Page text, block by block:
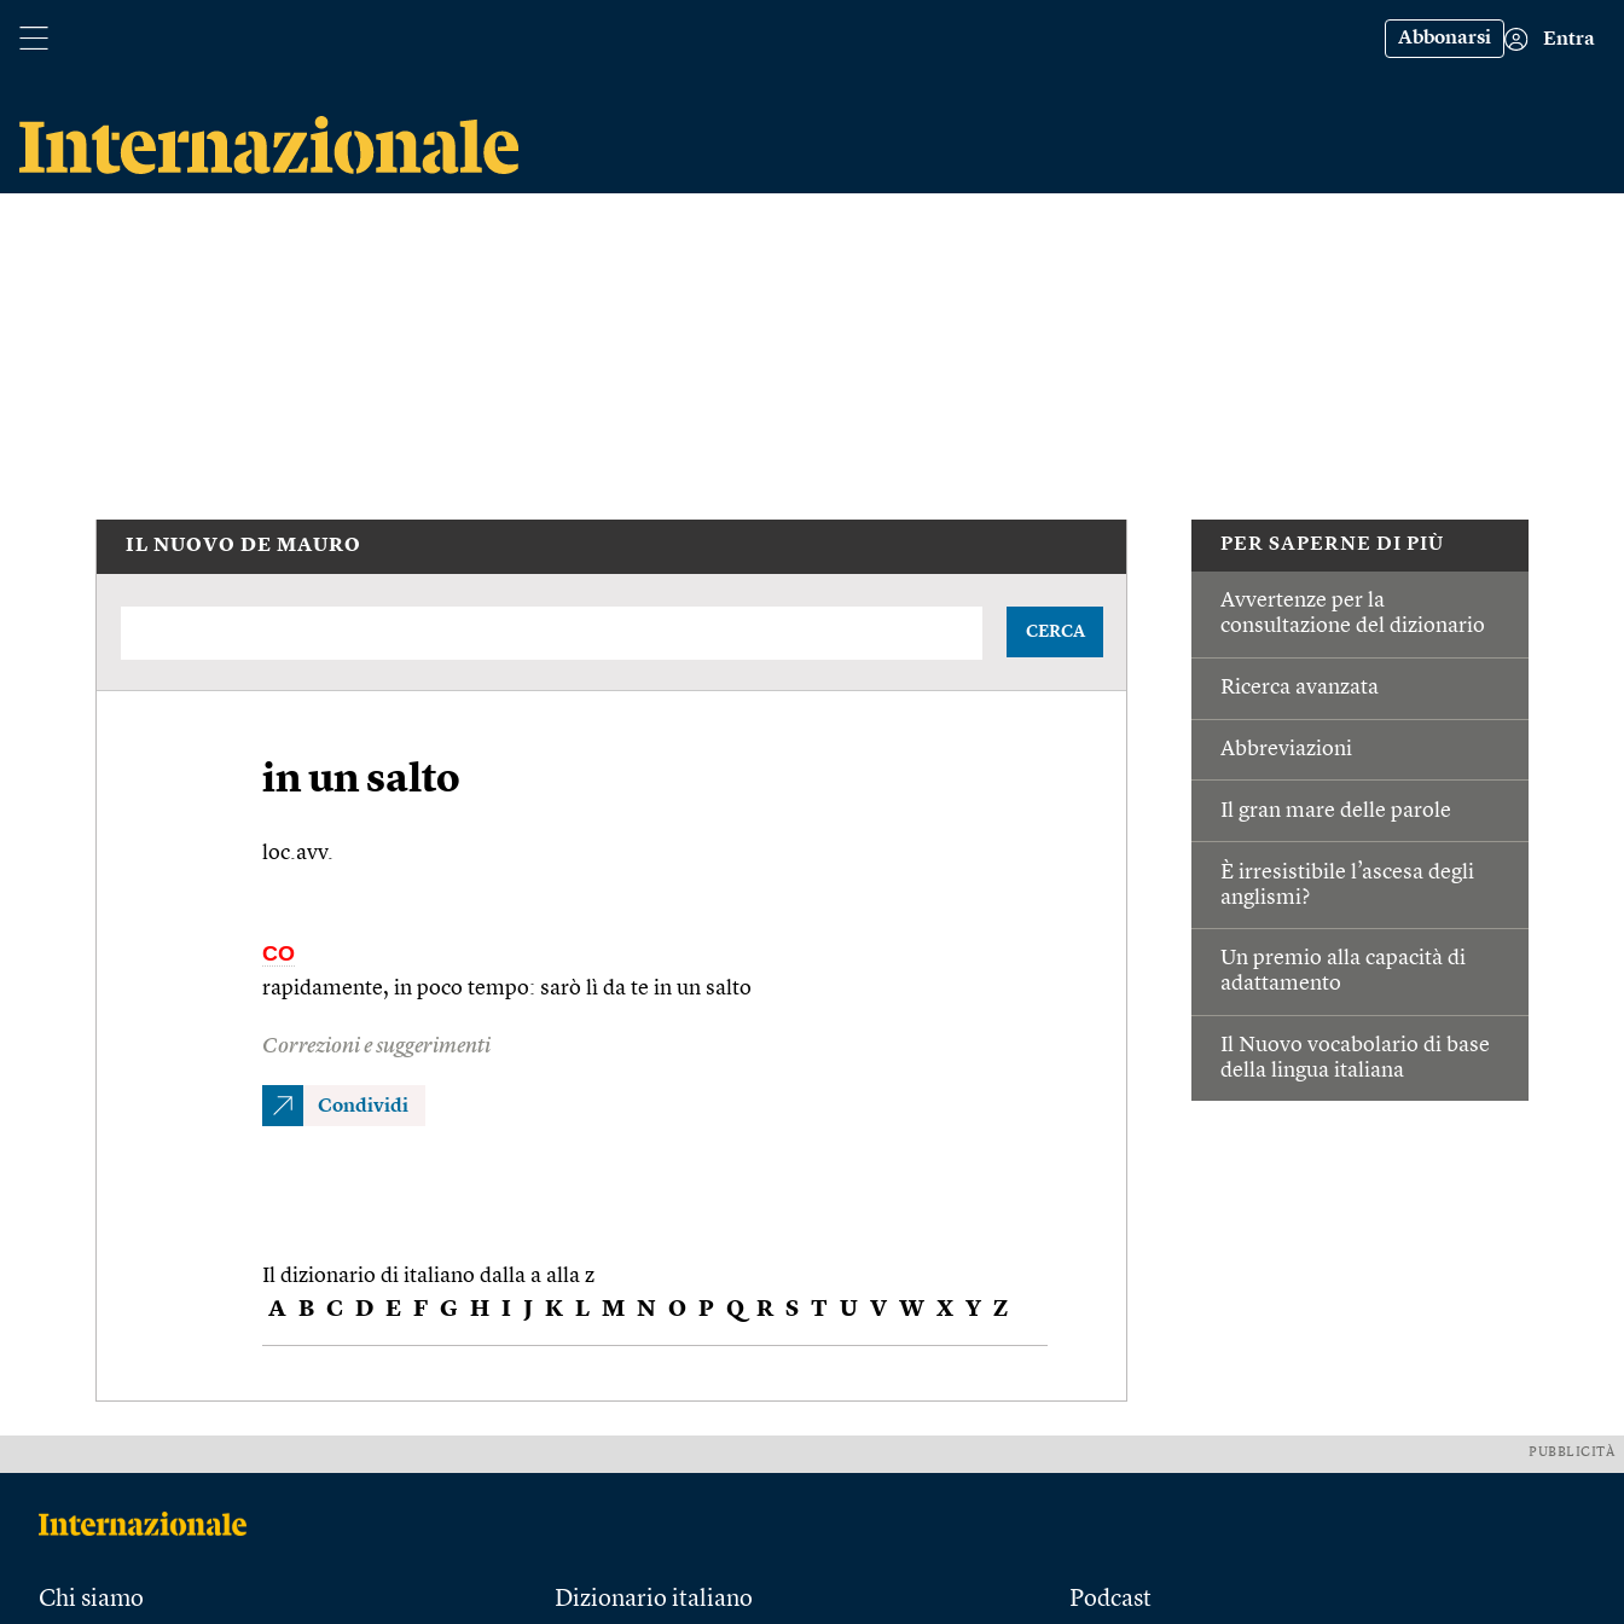
Abbonarsi Entra
PER SAPERNE DI PIÙ
Avvertenze per la
consultazione del dizionario
Ricerca avanzata
Abbreviazioni
Il gran mare delle parole
È irresistibile l’ascesa degli
anglismi?
Un premio alla capacità di
adattamento
Il Nuovo vocabolario di base
della lingua italiana
IL NUOVO DE MAURO
CERCA
in un salto
loc.avv.
CO
rapidamente, in poco tempo: sarò lì da te in un salto
Correzioni e suggerimenti
Condividi
Il dizionario di italiano dalla a alla z
A B C D E F G H I J K L M N O P Q R S T U V W X Y Z
PUBBLICITÀ
Chi siamo Dizionario italiano Podcast